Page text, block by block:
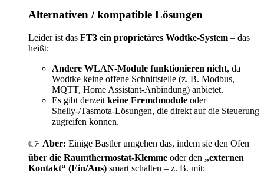
Alternativen / kompatible Lösungen
Leider ist das FT3 ein proprietäres Wodtke-System – das
heißt:
Andere WLAN-Module funktionieren nicht, da
Wodtke keine offene Schnittstelle (z. B. Modbus,
MQTT, Home Assistant-Anbindung) anbietet.
Es gibt derzeit keine Fremdmodule oder
Shelly-/Tasmota-Lösungen, die direkt auf die Steuerung
zugreifen können.
👉 Aber: Einige Bastler umgehen das, indem sie den Ofen
über die Raumthermostat-Klemme oder den „externen
Kontakt“ (Ein/Aus) smart schalten – z. B. mit: